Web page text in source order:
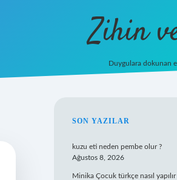
Zihin
Duygulara dokunan
SIDEBAR
SON YAZILAR
kuzu eti neden pembe olur ?
Ağustos 8, 2026
Minika Çocuk türkçe nasıl yapılır